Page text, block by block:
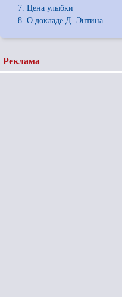
Цена улыбки
О докладе Д. Энтина
Реклама